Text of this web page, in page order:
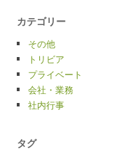
カテゴリー
その他
トリビア
プライベート
会社・業務
社内行事
タグ